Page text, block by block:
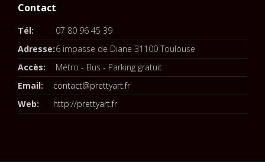
Contact
Tél:
07 80 96 45 39
Adresse:6 impasse de Diane 31100 Toulouse
Accès:
Métro - Bus - Parking gratuit
Email:
contact@prettyart.fr
Web:
http://prettyart.fr